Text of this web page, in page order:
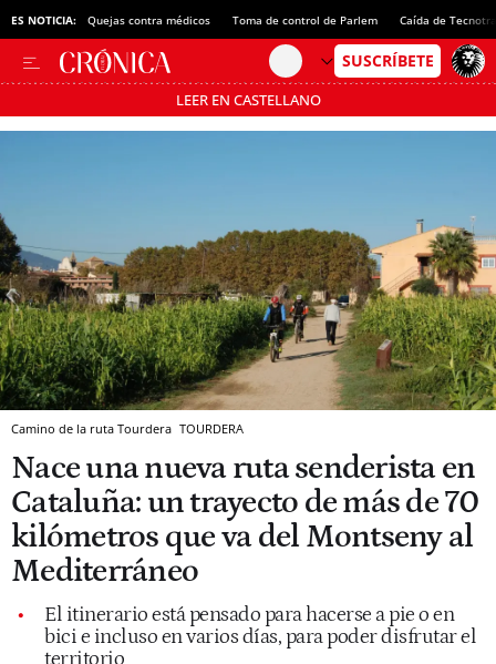
ES NOTICIA: Quejas contra médicos Toma de control de Parlem Caída de
LEER EN CASTELLANO
Pásate al MODO AHORRO
Camino de la ruta Tourdera TOURDERA
Nace una nueva ruta senderista en
Cataluña: un trayecto de más de 70
kilómetros que va del Montseny al
Mediterráneo
El itinerario está pensado para hacerse a pie o en
bici e incluso en varios días, para poder disfrutar el
territorio